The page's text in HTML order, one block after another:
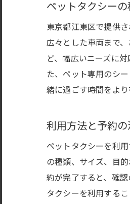
ペットタクシー
東京都江東区で提供
広々とした車両まで
ど、幅広いニーズに
た、ペット専用のシ
緒に過ごす時間をより
利用方法と予約の
ペットタクシーを利
の種類、サイズ、目
約が完了すると、確
タクシーを利用する